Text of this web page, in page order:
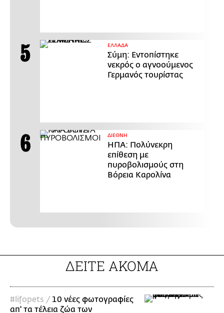
ΕΛΛΑΔΑ
Σύμη: Εντοπίστηκε
νεκρός ο αγνοούμενος
Γερμανός τουρίστας
ΔΙΕΘΝΗ
ΗΠΑ: Πολύνεκρη
επίθεση με
πυροβολισμούς στη
Βόρεια Καρολίνα
ΔΕΙΤΕ ΑΚΟΜΑ
#lifopets / 10 νέες φωτογραφίες
απ' τα τέλεια ζώα των